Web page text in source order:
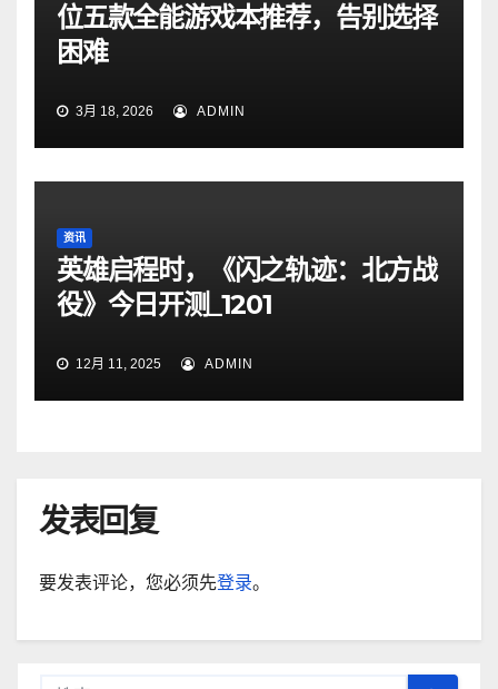
位五款全能游戏本推荐，告别选择
困难
3月 18, 2026 ADMIN
资讯
英雄启程时，《闪之轨迹：北方战
役》今日开测_1201
12月 11, 2025 ADMIN
发表回复
要发表评论，您必须先登录。